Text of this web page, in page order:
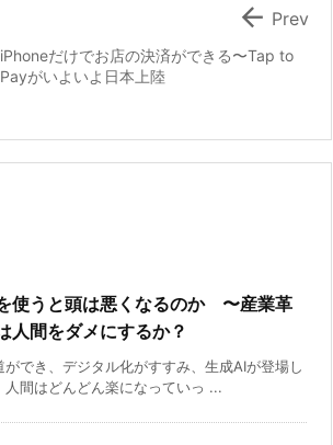
iPhoneだけでお店の決済ができる〜Tap to
Payがいよいよ日本上陸
 Prev
使うと頭は悪くなるのか 〜産業革
人間をダメにするか？
ができ、デジタル化がすすみ、生成AIが登場し
人間はどんどん楽になっていっ ...